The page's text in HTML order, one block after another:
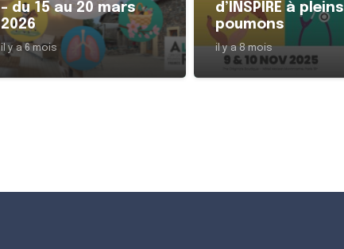
– du 15 au 20 mars
2026
il y a 6 mois
d’INSPIRE à pleins
poumons
il y a 8 mois